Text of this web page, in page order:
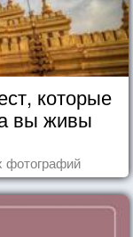
которые
вы живы
фотографий